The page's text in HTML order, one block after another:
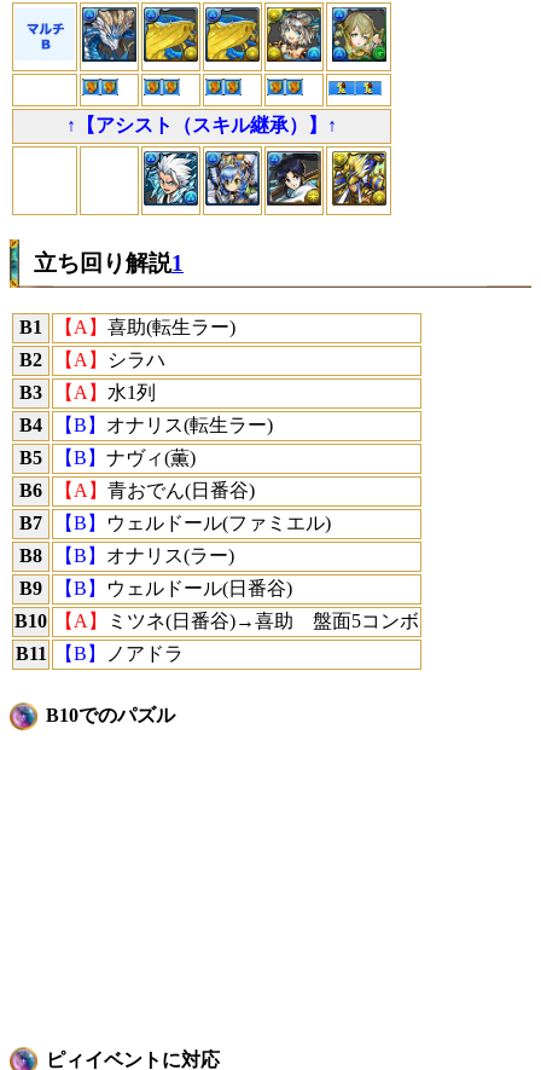
↑【アシスト（スキル継承）】↑
立ち回り解説1
B1 【A】 喜助(転生ラー)
B2
【A】
シラハ
B3
【A】 水1列
B4
【B】 オナリス(転生ラー)
B5
【B】 ナヴィ(薫)
B6
【A】 青おでん(日番谷)
B7
【B】
ウェルドール(ファミエル)
B8
【B】 オナリス(ラー)
B9
【B】
ウェルドール(日番谷)
B10
【A】
ミツネ(日番谷)→喜助 盤面5コンボ
B11
【B】 ノアドラ
B10でのパズル
ピィイベントに対応